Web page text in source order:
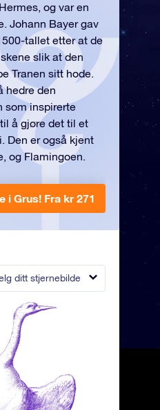
ditt stjernebilde
og var en
Johann Bayer gav
tallet etter at de
slik at den
Tranen sitt hode.
hedre den
som inspirerte
å gjøre det til et
Den er også kjent
og Flamingoen.
i Grus! Fra kr 271